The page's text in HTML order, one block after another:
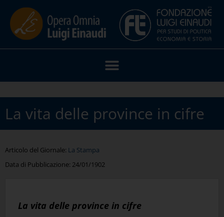
La vita delle province in cifre
Articolo del Giornale: La Stampa
Data di Pubblicazione: 24/01/1902
La vita delle province in cifre